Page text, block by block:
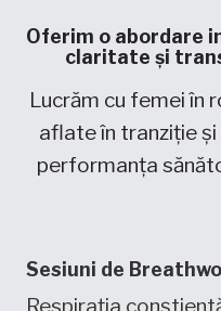
Oferim o abordare
claritate și
Lucrăm cu femei în
aflate în tranziție
performanța
Sesiuni de